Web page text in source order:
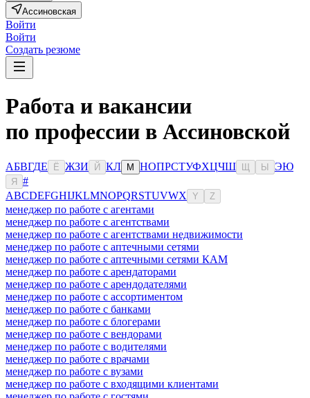
Ассиновская
Войти
Войти
Создать резюме
Работа и вакансии
по профессии в Ассиновской
АБВГДЕ Ё ЖЗИ Й КЛ М НОПРСТУФХЦЧШ Ы ЭЮ
Я
#
ABCDEFGHIJKLMNOPQRSTUVWX Y Z
менеджер по работе с агентами
менеджер по работе с агентствами
менеджер по работе с агентствами недвижимости
менеджер по работе с аптечными сетями
менеджер по работе с аптечными сетями КАМ
менеджер по работе с арендаторами
менеджер по работе с арендодателями
менеджер по работе с ассортиментом
менеджер по работе с банками
менеджер по работе с блогерами
менеджер по работе с вендорами
менеджер по работе с водителями
менеджер по работе с врачами
менеджер по работе с вузами
менеджер по работе с входящими клиентами